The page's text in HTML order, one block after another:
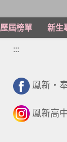
歷屆榜單
新生
:::
鳳新・
鳳新高